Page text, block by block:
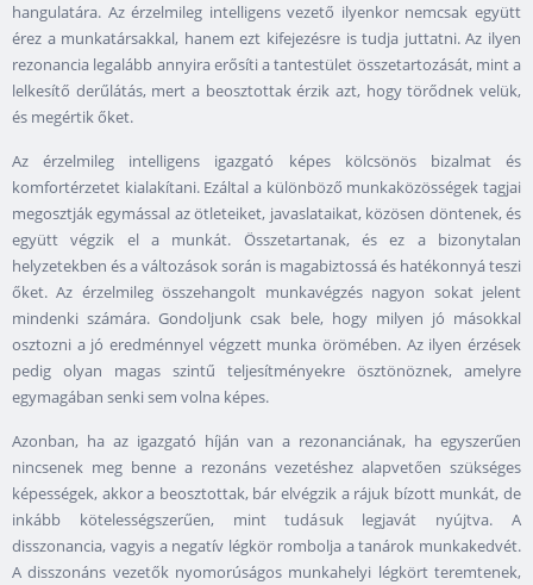
hangulatára. Az érzelmileg intelligens vezető ilyenkor nemcsak együtt
érez a munkatársakkal, hanem ezt kifejezésre is tudja juttatni. Az ilyen
rezonancia legalább annyira erősíti a tantestület összetartozását, mint a
lelkesítő derűlátás, mert a beosztottak érzik azt, hogy törődnek velük,
és megértik őket.
Az érzelmileg intelligens igazgató képes kölcsönös bizalmat és
komfortérzetet kialakítani. Ezáltal a különböző munkaközösségek tagjai
megosztják egymással az ötleteiket, javaslataikat, közösen döntenek, és
együtt végzik el a munkát. Összetartanak, és ez a bizonytalan
helyzetekben és a változások során is magabiztossá és hatékonnyá teszi
őket. Az érzelmileg összehangolt munkavégzés nagyon sokat jelent
mindenki számára. Gondoljunk csak bele, hogy milyen jó másokkal
osztozni a jó eredménnyel végzett munka örömében. Az ilyen érzések
pedig olyan magas szintű teljesítményekre ösztönöznek, amelyre
egymagában senki sem volna képes.
Azonban, ha az igazgató híján van a rezonanciának, ha egyszerűen
nincsenek meg benne a rezonáns vezetéshez alapvetően szükséges
képességek, akkor a beosztottak, bár elvégzik a rájuk bízott munkát, de
inkább kötelességszerűen, mint tudásuk legjavát nyújtva. A
disszonancia, vagyis a negatív légkör rombolja a tanárok munkakedvét.
A disszonáns vezetők nyomorúságos munkahelyi légkört teremtenek,